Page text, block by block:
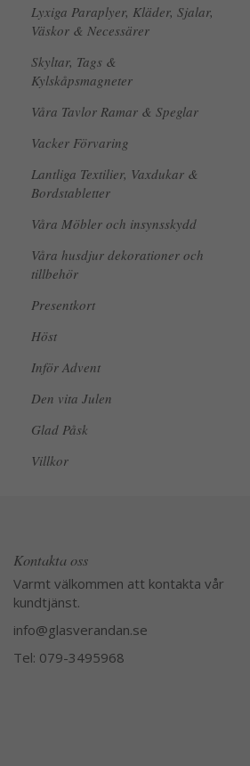
Lyxiga Paraplyer, Kläder, Sjalar,
Väskor & Necessärer
Skyltar, Tags &
Kylskåpsmagneter
Våra Tavlor Ramar & Speglar
Vacker Förvaring
Lantliga Textilier, Vaxdukar &
Bordstabletter
Våra Möbler och insynsskydd
Våra husdjur dekorationer och
tillbehör
Presentkort
Höst
Inför Advent
Den vita Julen
Glad Påsk
Villkor
Kontakta oss
Varmt välkommen att kontakta vår
kundtjänst.
info@glasverandan.se
Tel: 079-3495968